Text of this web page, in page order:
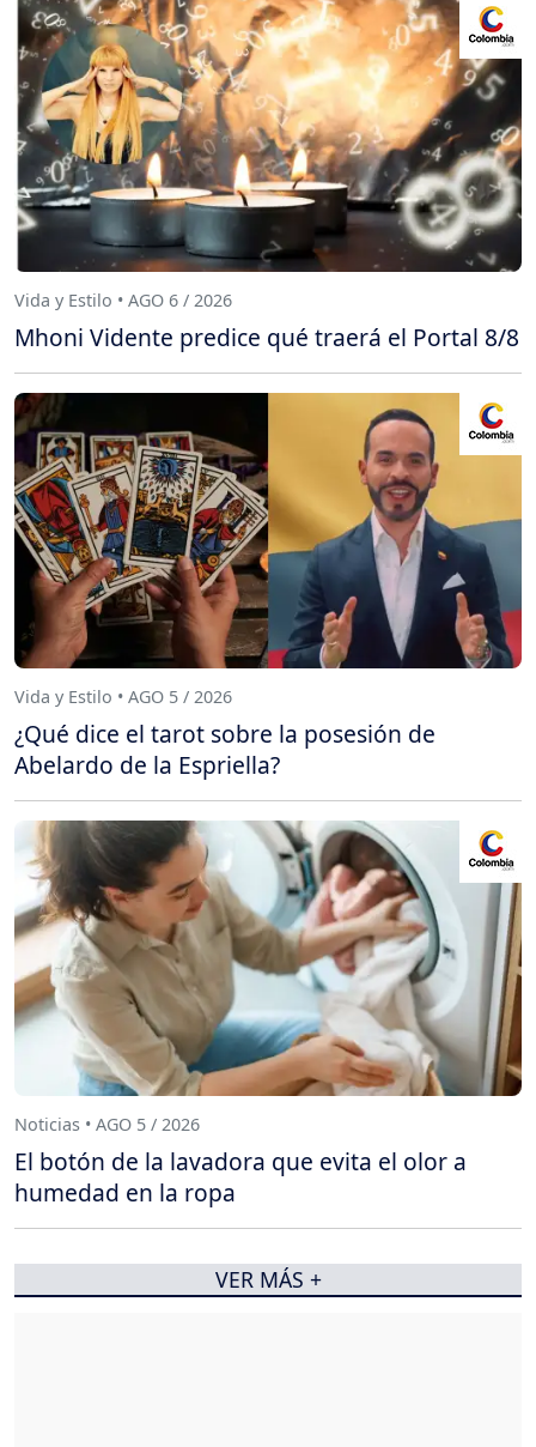
Vida y Estilo • AGO 6 / 2026
Mhoni Vidente predice qué traerá el Portal 8/8
Vida y Estilo • AGO 5 / 2026
¿Qué dice el tarot sobre la posesión de
Abelardo de la Espriella?
Noticias • AGO 5 / 2026
El botón de la lavadora que evita el olor a
humedad en la ropa
VER MÁS +